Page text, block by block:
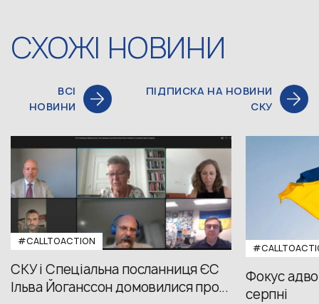
СХОЖІ НОВИНИ
ВСІ
НОВИНИ
ПІДПИСКА НА НОВИНИ
СКУ
#CALLTOACTION
СКУ і Спеціальна посланниця ЄС
Ільва Йоганссон домовилися про...
Фокус
серпні